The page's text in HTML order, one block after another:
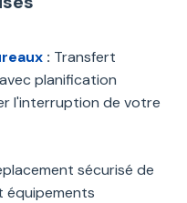
: Transfert
planification
l'interruption de votre
sécurisé de
équipements